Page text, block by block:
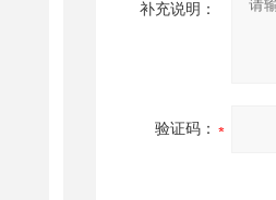
补充说明：
验证码：